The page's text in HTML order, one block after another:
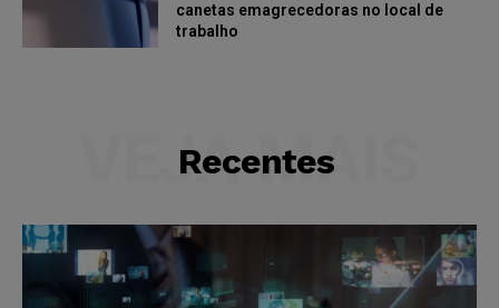
canetas emagrecedoras no local de
trabalho
Recentes
VEJA MAIS